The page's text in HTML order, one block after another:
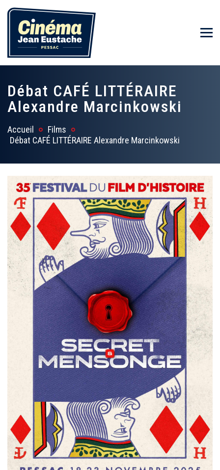
Débat CAFÉ LITTÉRAIRE
Alexandre Marcinkowski
Accueil
Films
Débat CAFÉ LITTÉRAIRE Alexandre Marcinkowski